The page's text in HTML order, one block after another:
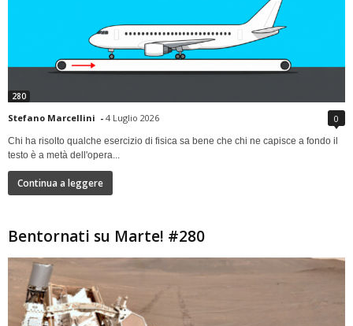
280
Stefano Marcellini - 4 Luglio 2026 0
Chi ha risolto qualche esercizio di fisica sa bene che chi ne capisce a fondo il
testo è a metà dell'opera...
Continua a leggere
Bentornati su Marte! #280